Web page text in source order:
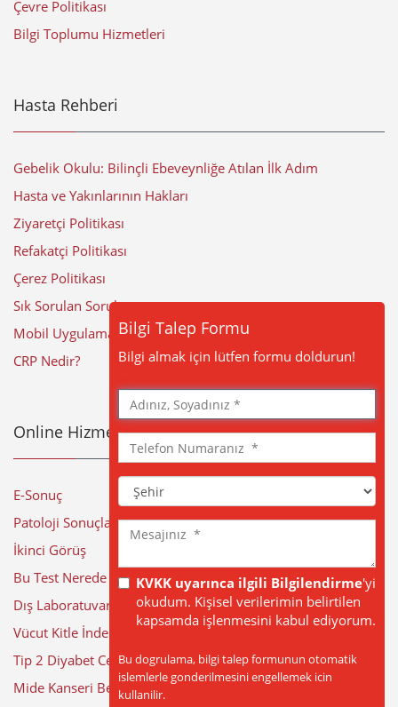
Bilgi Talep Formu
Bilgi almak için lütfen formu doldurun!
Adınız,
Soyadınız
Telefon
Numaranız
Şehir
Mesajınız
KVKK uyarınca ilgili Bilgilendirme'yi
okudum. Kişisel verilerimin belirtilen
kapsamda işlenmesini kabul ediyorum.
Bu dogrulama, bilgi talep formunun otomatik
islemlerle gonderilmesini engellemek icin
kullanilir.
Çevre Politikası
Bilgi Toplumu Hizmetleri
Hasta Rehberi
Gebelik Okulu: Bilinçli Ebeveynliğe Atılan İlk Adım
Hasta ve Yakınlarının Hakları
Ziyaretçi Politikası
Refakatçi Politikası
Çerez Politikası
Sık Sorulan Sorular
Mobil Uygulama
CRP Nedir?
Online Hizmetler
E-Sonuç
Patoloji Sonuçları
İkinci Görüş
Bu Test Nerede Yapılıyor?
Dış Laboratuvar Sonuçları
Vücut Kitle İndeksi Hesaplama
Tip 2 Diyabet Cerrahisi
Mide Kanseri Belirtileri